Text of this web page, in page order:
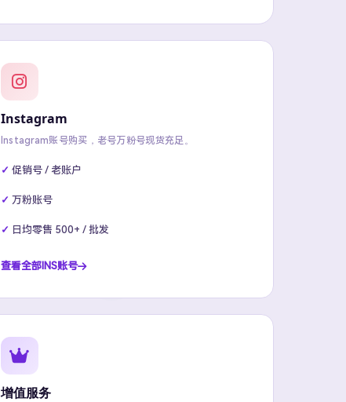
Instagram
Instagram账号购买，老号万粉号现货充足。
促销号 / 老账户
万粉账号
日均零售 500+ / 批发
查看全部INS账号
增值服务